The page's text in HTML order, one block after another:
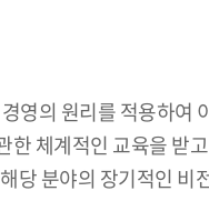
영의 원리를 적용하
체계적인 교육을 받
당 분야의 장기적인